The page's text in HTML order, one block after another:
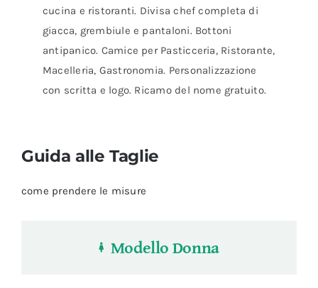
cucina e ristoranti. Divisa chef completa di
giacca, grembiule e pantaloni. Bottoni
antipanico. Camice per Pasticceria, Ristorante,
Macelleria, Gastronomia. Personalizzazione
con scritta e logo. Ricamo del nome gratuito.
Guida alle Taglie
come prendere le misure
Modello Donna